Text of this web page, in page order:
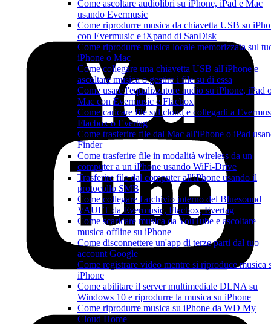
Come ascoltare audiolibri su iPhone, iPad e Mac
usando Evermusic
Come riprodurre musica da chiavetta USB su
con Evermusic e iXpand di SanDisk
Come riprodurre musica locale memorizzata sul
iPhone o Mac
Come collegare una chiavetta USB all'iPhone e
ascoltare musica o gestire i file su di essa
Come usare l'equalizzatore audio su iPhone, iPad
Mac con Evermusic e Flacbox
Come caricare file sul cloud e collegarli a
Flacbox o Evertag
Come trasferire file dal Mac all'iPhone o iPad
Finder
Come trasferire file in modalità wireless da un
computer a un iPhone usando WiFi-Drive
Trasferire file dal computer all'iPhone usando il
protocollo SMB
Come collegare l'archivio interno del Bluesound
VAULT da Evermusic, Flacbox, Evertag
Come scaricare musica da YouTube e ascoltare
musica offline su iPhone
Come disconnettere un'app di terze parti dal tuo
account Google
Come registrare video mentre si riproduce musica
iPhone
Come abilitare il server multimediale DLNA su
Windows 10 e riprodurre la musica su iPhone
Come riprodurre musica su iPhone da WD My
Cloud Home